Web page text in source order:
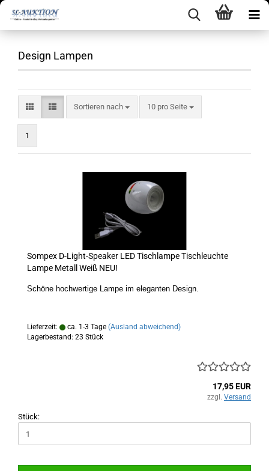
Design Lampen
Sortieren nach
Sortieren nach 10 pro Seite
pro Seite
1
Sompex D-Light-Speaker LED Tischlampe Tischleuchte
Lampe Metall Weiß NEU!
Schöne hochwertige Lampe im eleganten Design.
Lieferzeit: ca. 1-3 Tage (Ausland abweichend)
Lagerbestand: 23 Stück
17,95 EUR
zzgl. Versand
Stück: